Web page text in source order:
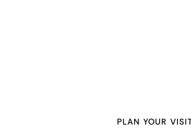
PLAN YOUR